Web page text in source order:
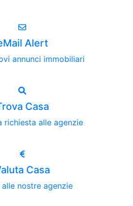
Alert
annunci immobiliari
Casa
richiesta alle agenzie
Casa
nostre agenzie